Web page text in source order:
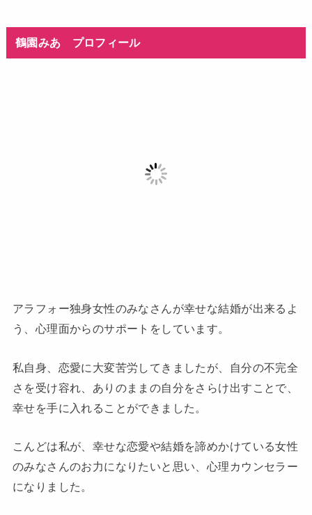
鶴園みあ プロフィール
アラフォー独身女性のみなさんが幸せな結婚が出来るよ
う、心理面からのサポートをしています。
私自身、恋愛に大変苦労してきましたが、自分の不完全
さを受け容れ、ありのままの自分をさらけ出すことで、
幸せを手に入れることができました。
こんどは私が、幸せな恋愛や結婚を諦めかけている女性
のみなさんのお力になりたいと思い、心理カウンセラー
になりました。